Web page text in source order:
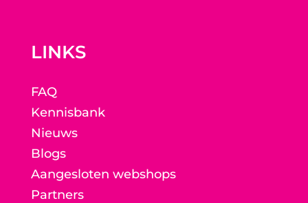
LINKS
FAQ
Kennisbank
Nieuws
Blogs
Aangesloten webshops
Partners